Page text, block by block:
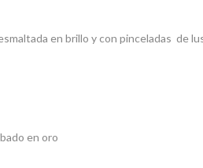
en brillo y con pinceladas de
en oro